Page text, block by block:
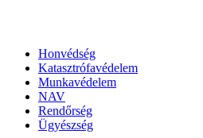
Honvédség
Katasztrófavédelem
Munkavédelem
NAV
Rendőrség
Ügyészség